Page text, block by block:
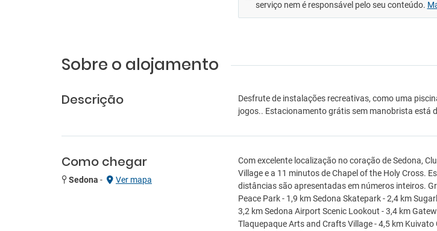
serviço nem é responsável pelo seu conteúdo.
Sobre o alojamento
Descrição
Desfrute de instalações recreativas, como uma
jogos.. Estacionamento grátis sem manobrista está
Como chegar
Sedona - Ver mapa
Com excelente localização no coração de Sedona,
Village e a 11 minutos de Chapel of the Holy Cross.
distâncias são apresentadas em números inteiros.
Peace Park - 1,9 km Sedona Skatepark - 2,4 km
3,2 km Sedona Airport Scenic Lookout - 3,4 km
Tlaquepaque Arts and Crafts Village - 4,5 km